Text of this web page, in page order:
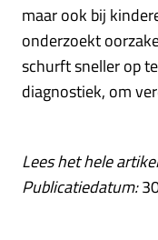
maar ook bij
onderzoekt
schurft sneller op
diagnostiek, om
Lees het hele
Publicatiedatum: